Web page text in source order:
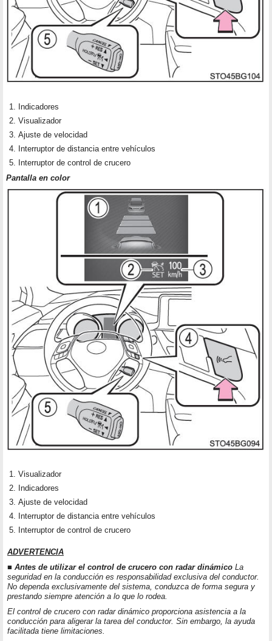
Indicadores
Visualizador
Ajuste de velocidad
Interruptor de distancia entre vehículos
Interruptor de control de crucero
Pantalla en color
Visualizador
Indicadores
Ajuste de velocidad
Interruptor de distancia entre vehículos
Interruptor de control de crucero
ADVERTENCIA
■ Antes de utilizar el control de crucero con radar dinámico La
seguridad en la conducción es responsabilidad exclusiva del conductor.
No dependa exclusivamente del sistema, conduzca de forma segura y
prestando siempre atención a lo que lo rodea.
El control de crucero con radar dinámico proporciona asistencia a la
conducción para aligerar la tarea del conductor. Sin embargo, la ayuda
facilitada tiene limitaciones.